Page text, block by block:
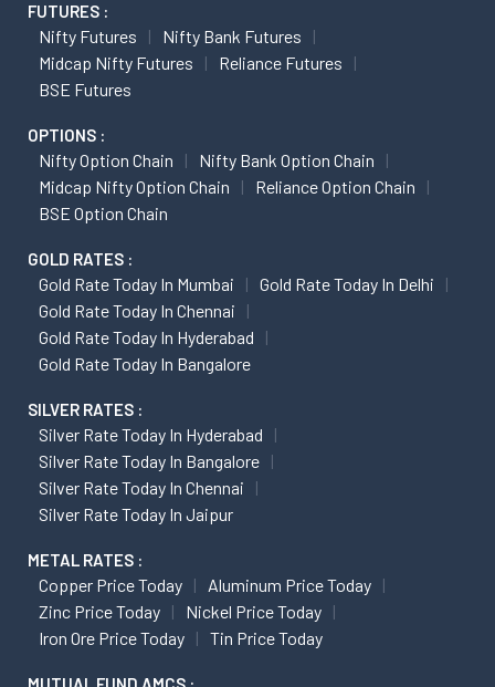
FUTURES :
Nifty Futures
Nifty Bank Futures
Midcap Nifty Futures
Reliance Futures
BSE Futures
OPTIONS :
Nifty Option Chain
Nifty Bank Option Chain
Midcap Nifty Option Chain
Reliance Option Chain
BSE Option Chain
GOLD RATES :
Gold Rate Today In Mumbai
Gold Rate Today In Delhi
Gold Rate Today In Chennai
Gold Rate Today In Hyderabad
Gold Rate Today In Bangalore
SILVER RATES :
Silver Rate Today In Hyderabad
Silver Rate Today In Bangalore
Silver Rate Today In Chennai
Silver Rate Today In Jaipur
METAL RATES :
Copper Price Today
Aluminum Price Today
Zinc Price Today
Nickel Price Today
Iron Ore Price Today
Tin Price Today